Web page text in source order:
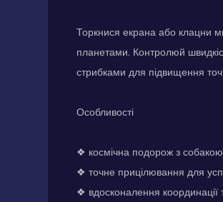
Торкнися екрана або клацни
планетами. Контролюй
стрибками для підвищення
Особливості
❖ космічна подорож з
❖ точне прицілювання для
❖ вдосконалення координації